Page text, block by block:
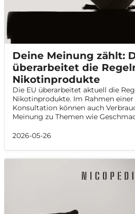
Deine Meinung zählt:
überarbeitet die
Nikotinprodukte
Die EU überarbeitet aktuell die
Nikotinprodukte. Im Rahmen
Konsultation können auch
Meinung zu Themen wie
Kommission übermitteln.
2026-05-26